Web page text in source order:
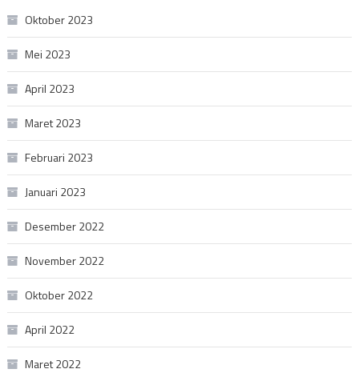
Oktober 2023
Mei 2023
April 2023
Maret 2023
Februari 2023
Januari 2023
Desember 2022
November 2022
Oktober 2022
April 2022
Maret 2022